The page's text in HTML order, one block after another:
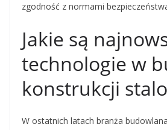
zgodność z normami
Jakie są
technologie w
konstrukcji
W ostatnich latach branża